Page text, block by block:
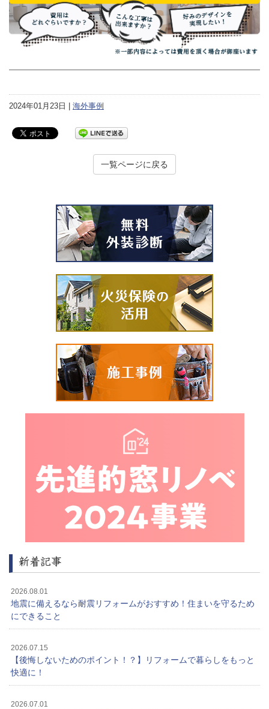
2024年01月23日 | 海外事例
一覧ページに戻る
新着記事
2026.08.01
地震に備えるなら耐震リフォームがおすすめ！住まいを守るため
にできること
2026.07.15
【後悔しないためのポイント！？】リフォームで暮らしをもっと
快適に！
2026.07.01